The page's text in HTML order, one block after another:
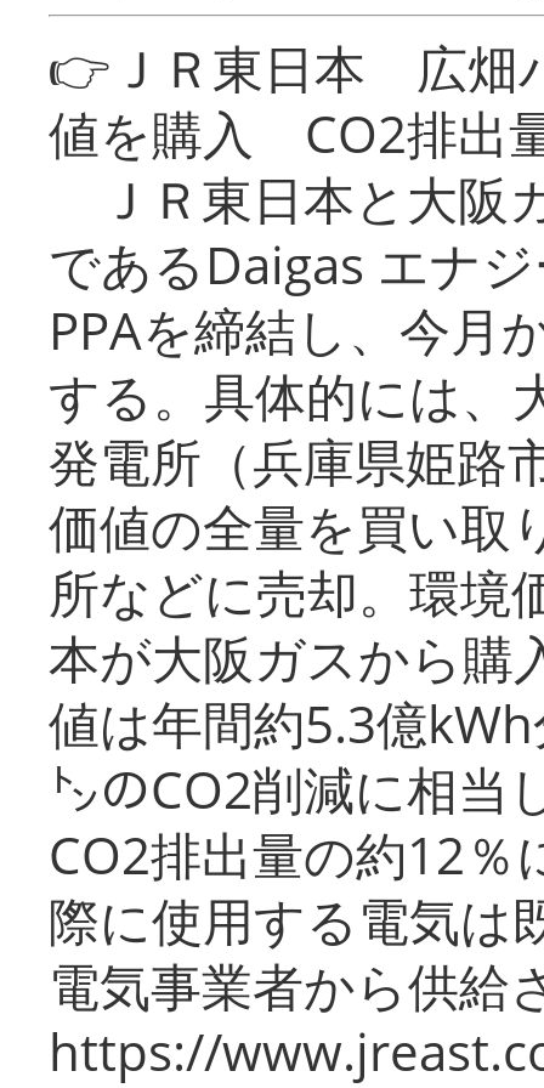
👉ＪＲ東日本 広畑
値を購入 CO2排出
ＪＲ東日本と大阪
であるDaigas エナ
PPAを締結し、今月
する。具体的には、
発電所（兵庫県姫路
価値の全量を買い取
所などに売却。環境
本が大阪ガスから購
値は年間約5.3億
㌧のCO2削減に相当
CO2排出量の約12％
際に使用する電気は
電気事業者から供給
https://